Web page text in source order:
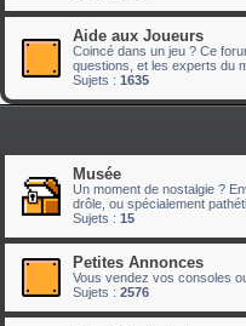
Aide aux Joueurs
Coincé dans un jeu ? Ce
questions, et les experts du
Sujets : 1635
Musée
Un moment de nostalgie ?
drôle, ou spécialement
Sujets : 15
Petites Annonces
Vous vendez vos consoles
Sujets : 2576